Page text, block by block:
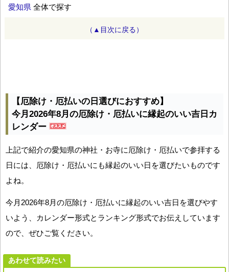
愛知県 全体で探す
（▲目次に戻る）
【厄除け・厄払いの日選びにおすすめ】
今月2026年8月の厄除け・厄払いに縁起のいい吉日カ
レンダー
上記で紹介の愛知県の神社・お寺に厄除け・厄払いで参拝する
日には、厄除け・厄払いにも縁起のいい日を選びたいものです
よね。
今月2026年8月の厄除け・厄払いに縁起のいい吉日を選びやす
いよう、カレンダー形式とランキング形式でお伝えしています
ので、ぜひご覧ください。
あわせて読みたい